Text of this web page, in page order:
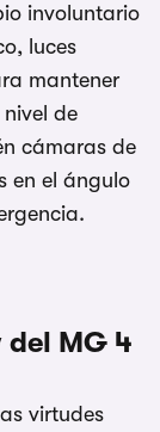
involuntario
luces
mantener
de
cámaras de
en el ángulo
MG 4
virtudes